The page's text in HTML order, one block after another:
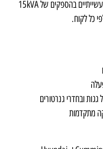
TASSAמתמחה בייבוא, התאמה והתקנה של גנרטורים תעשייתיים בהספקים של 15kVA
ובחדרי גנרטורים
מתקדמות